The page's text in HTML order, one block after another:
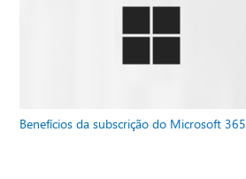
Benefícios da subscrição do Microsoft 365